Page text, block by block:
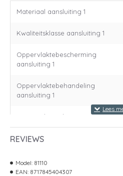
Materiaal aansluiting 1
Kwaliteitsklasse aansluiting 1
Oppervlaktebescherming
aansluiting 1
Oppervlaktebehandeling
aansluiting 1
Materiaal aansluiting 2
Kwaliteitsklasse aansluiting 2
Oppervlaktebescherming
aansluiting 2
REVIEWS
Model: 81110
EAN: 8717845404307